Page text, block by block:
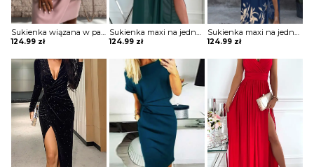
Sukienka wiązana w pasie z krótkimi koronkowymi rękawami
124.99 zł
Sukienka maxi na jedno ramię z drapowaniem
124.99 zł
Sukienka maxi na jedno ramię z zabudowanym dekoltem
124.99 zł